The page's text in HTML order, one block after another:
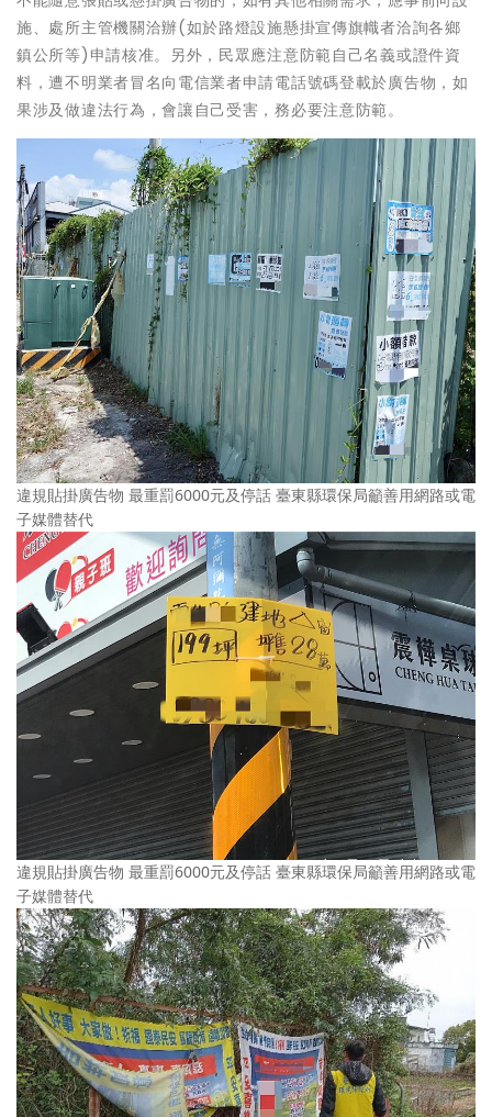
施、處所主管機關洽辦(如於路燈設施懸掛宣傳旗幟者洽詢各鄉
鎮公所等)申請核准。另外，民眾應注意防範自己名義或證件資
料，遭不明業者冒名向電信業者申請電話號碼登載於廣告物，如
果涉及做違法行為，會讓自己受害，務必要注意防範。
違規貼掛廣告物 最重罰6000元及停話 臺東縣環保局籲善用網路或電
子媒體替代
違規貼掛廣告物 最重罰6000元及停話 臺東縣環保局籲善用網路或電
子媒體替代